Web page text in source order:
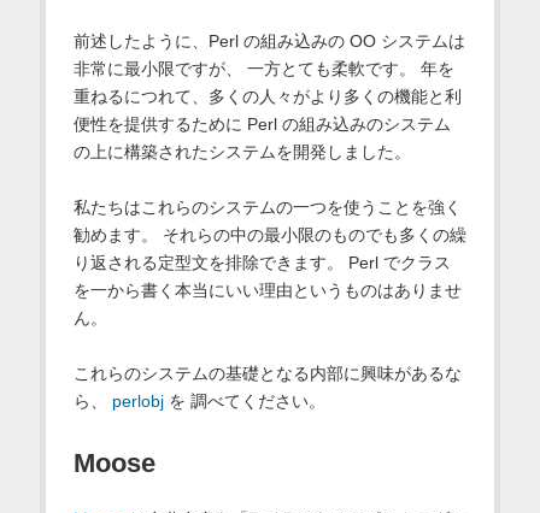
前述したように、Perl の組み込みの OO システムは
非常に最小限ですが、 一方とても柔軟です。 年を
重ねるにつれて、多くの人々がより多くの機能と利
便性を提供するために Perl の組み込みのシステム
の上に構築されたシステムを開発しました。
私たちはこれらのシステムの一つを使うことを強く
勧めます。 それらの中の最小限のものでも多くの繰
り返される定型文を排除できます。 Perl でクラス
を一から書く本当にいい理由というものはありませ
ん。
これらのシステムの基礎となる内部に興味があるな
ら、 perlobjを 調べてください。
Moose